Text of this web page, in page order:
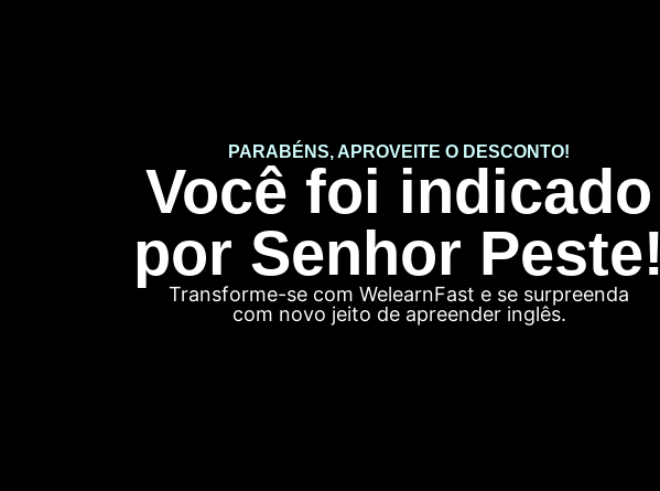
PARABÉNS, APROVEITE O DESCONTO!
Você foi indicado
por Senhor Peste!
Transforme-se com WelearnFast e se surpreenda
com novo jeito de apreender inglês.